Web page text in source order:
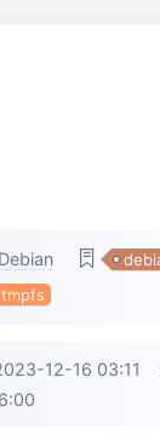
Debian
tmpfs
12-16 03:11